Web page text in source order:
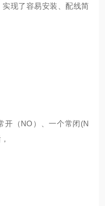
现了容易安装、配线简
开（NO）、一个常闭(N